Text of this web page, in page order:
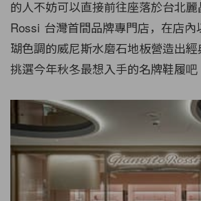
的人不妨可以直接前往座落於台北
Rossi 台灣首間品牌專門店，在店
瑚色調的威尼斯水磨石地板營造出經
挑選今年秋冬最想入手的名牌鞋履吧